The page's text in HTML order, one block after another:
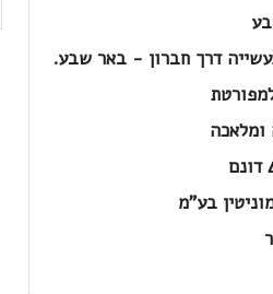
דרך חברון - באר שבע.
ומלאכה
בע"מ